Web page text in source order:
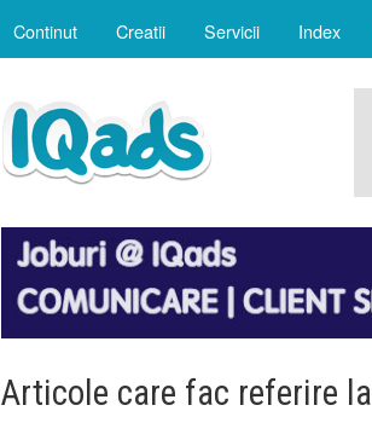
Continut Creatii Servicii Index
Articole care fac referire la